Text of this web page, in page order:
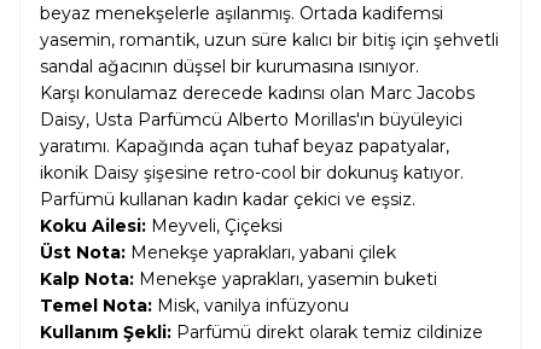
beyaz menekşelerle aşılanmış. Ortada kadifemsi
yasemin, romantik, uzun süre kalıcı bir bitiş için şehvetli
sandal ağacının düşsel bir kurumasına ısınıyor.
Karşı konulamaz derecede kadınsı olan Marc Jacobs
Daisy, Usta Parfümcü Alberto Morillas'ın büyüleyici
yaratımı. Kapağında açan tuhaf beyaz papatyalar,
ikonik Daisy şişesine retro-cool bir dokunuş katıyor.
Parfümü kullanan kadın kadar çekici ve eşsiz.
Koku Ailesi: Meyveli, Çiçeksi
Üst Nota: Menekşe yaprakları, yabani çilek
Kalp Nota: Menekşe yaprakları, yasemin buketi
Temel Nota: Misk, vanilya infüzyonu
Kullanım Şekli: Parfümü direkt olarak temiz cildinize